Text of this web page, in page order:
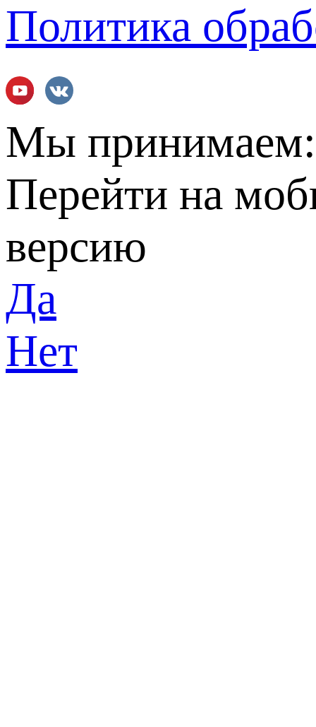
Политика
Мы
Перейти на
версию
Да
Нет